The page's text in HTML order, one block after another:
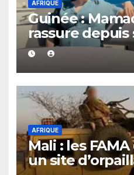
AFRIQUE
Guinée :
rassure depuis
vacances
AFRIQUE
Mali : les
un site